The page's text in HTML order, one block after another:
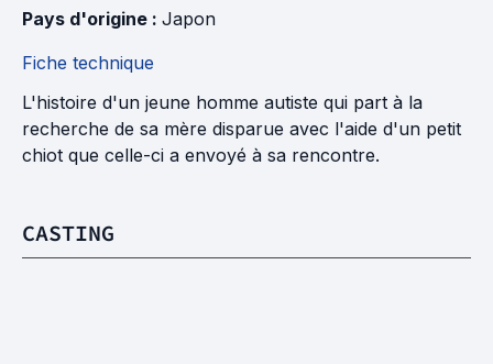
Pays d'origine : Japon
Fiche technique
L'histoire d'un jeune homme autiste qui part à la
recherche de sa mère disparue avec l'aide d'un petit
chiot que celle-ci a envoyé à sa rencontre.
CASTING